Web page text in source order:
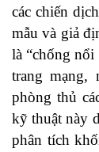
các chiến
mẫu và giả
là “chống
trang mạng,
phòng thủ
kỹ thuật này
phân tích